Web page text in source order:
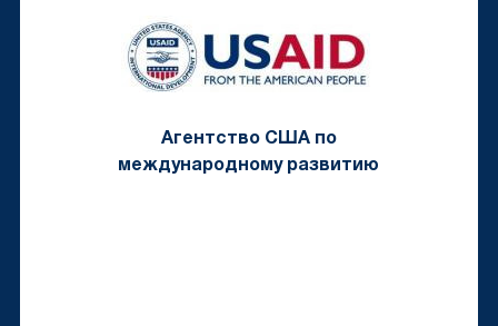
Агентство США по
международному развитию